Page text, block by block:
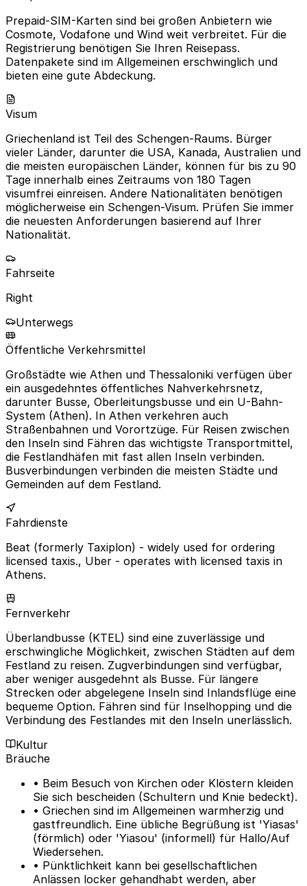
Prepaid-SIM-Karten sind bei großen Anbietern wie
Cosmote, Vodafone und Wind weit verbreitet. Für die
Registrierung benötigen Sie Ihren Reisepass.
Datenpakete sind im Allgemeinen erschwinglich und
bieten eine gute Abdeckung.
Visum
Griechenland ist Teil des Schengen-Raums. Bürger
vieler Länder, darunter die USA, Kanada, Australien und
die meisten europäischen Länder, können für bis zu 90
Tage innerhalb eines Zeitraums von 180 Tagen
visumfrei einreisen. Andere Nationalitäten benötigen
möglicherweise ein Schengen-Visum. Prüfen Sie immer
die neuesten Anforderungen basierend auf Ihrer
Nationalität.
Fahrseite
Right
Unterwegs
Öffentliche Verkehrsmittel
Großstädte wie Athen und Thessaloniki verfügen über
ein ausgedehntes öffentliches Nahverkehrsnetz,
darunter Busse, Oberleitungsbusse und ein U-Bahn-
System (Athen). In Athen verkehren auch
Straßenbahnen und Vorortzüge. Für Reisen zwischen
den Inseln sind Fähren das wichtigste Transportmittel,
die Festlandhäfen mit fast allen Inseln verbinden.
Busverbindungen verbinden die meisten Städte und
Gemeinden auf dem Festland.
Fahrdienste
Beat (formerly Taxiplon) - widely used for ordering
licensed taxis., Uber - operates with licensed taxis in
Athens.
Fernverkehr
Überlandbusse (KTEL) sind eine zuverlässige und
erschwingliche Möglichkeit, zwischen Städten auf dem
Festland zu reisen. Zugverbindungen sind verfügbar,
aber weniger ausgedehnt als Busse. Für längere
Strecken oder abgelegene Inseln sind Inlandsflüge eine
bequeme Option. Fähren sind für Inselhopping und die
Verbindung des Festlandes mit den Inseln unerlässlich.
Kultur
Bräuche
• Beim Besuch von Kirchen oder Klöstern kleiden
Sie sich bescheiden (Schultern und Knie bedeckt).
• Griechen sind im Allgemeinen warmherzig und
gastfreundlich. Eine übliche Begrüßung ist 'Yiasas'
(förmlich) oder 'Yiasou' (informell) für Hallo/Auf
Wiedersehen.
• Pünktlichkeit kann bei gesellschaftlichen
Anlässen locker gehandhabt werden, aber